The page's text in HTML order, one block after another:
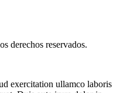
derechos reservados.
exercitation ullamco laboris